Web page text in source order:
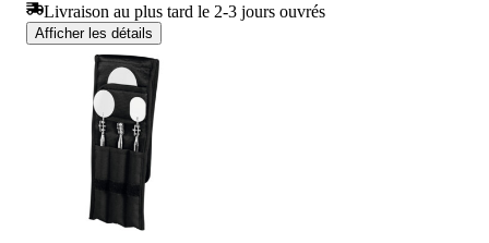
Livraison au plus tard le 2-3 jours ouvrés
Afficher les détails